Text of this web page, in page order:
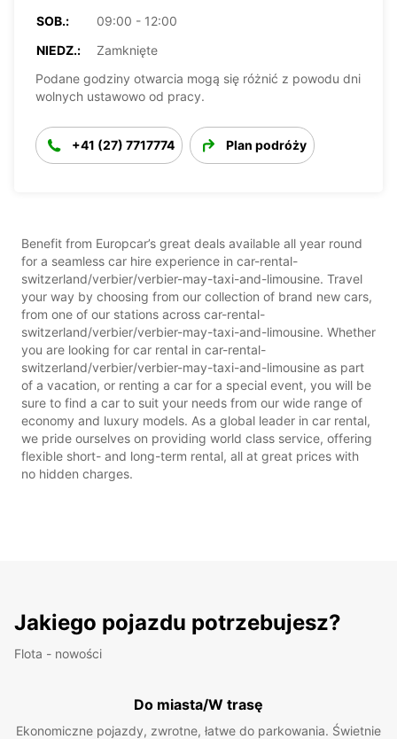
SOB.:
09:00 - 12:00
NIEDZ.:
Zamknięte
Podane godziny otwarcia mogą się różnić z powodu dni
wolnych ustawowo od pracy.
+41 (27) 7717774 Plan podróży
Benefit from Europcar’s great deals available all year round
for a seamless car hire experience in car-rental-
switzerland/verbier/verbier-may-taxi-and-limousine. Travel
your way by choosing from our collection of brand new cars,
from one of our stations across car-rental-
switzerland/verbier/verbier-may-taxi-and-limousine. Whether
you are looking for car rental in car-rental-
switzerland/verbier/verbier-may-taxi-and-limousine as part
of a vacation, or renting a car for a special event, you will be
sure to find a car to suit your needs from our wide range of
economy and luxury models. As a global leader in car rental,
we pride ourselves on providing world class service, offering
flexible short- and long-term rental, all at great prices with
no hidden charges.
Jakiego pojazdu potrzebujesz?
Flota - nowości
Do miasta/W trasę
Ekonomiczne pojazdy, zwrotne, łatwe do parkowania. Świetnie